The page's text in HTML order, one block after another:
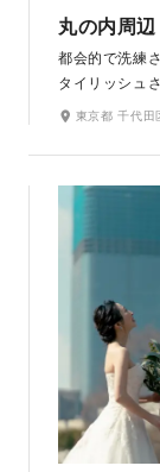
丸の内周辺
都会的で洗練
タイリッシュ
明治安田生命
ション。まる
クな仕上がり
東京都 千代田